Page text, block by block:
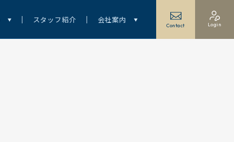
スタッフ紹介 会社案内
Contact Login